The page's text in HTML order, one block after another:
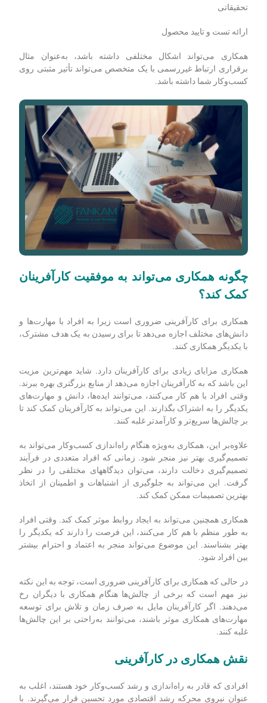
تحقیقاتی
ارائه تست و تایید محصول
همکاری می‌تواند اشکال مختلفی داشته باشد، به‌عنوان مثال
برقراری ارتباط غیررسمی با یک متخصص می‌تواند تأثیر مثبتی روی
کسب‌وکار شما داشته باشد.
چگونه همکاری می‌تواند به موفقیت کارآفرینان
کمک کند؟
همکاری برای کارآفرینی ضروری است زیرا به افراد با مهارت‌ها و
دانش‌های مختلف اجازه می‌دهد تا برای رسیدن به یک هدف مشترک،
با یکدیگر همکاری کنند.
همکاری مزایای زیادی برای کارآفرینان دارد. شاید مهم‌ترین مزیت
این باشد که به کارآفرینان اجازه می‌دهد از منابع بزرگتری بهره ببرند.
وقتی افراد با هم کار می‌کنند، می‌توانند ایده‌ها، دانش و مهارت‌های
یکدیگر را به اشتراک بگذارند. این می‌تواند به کارآفرینان کمک کند تا
بر چالش‌ها سریع‌تر و کارآمدتر غلبه کنند.
علاوه‌بر این، همکاری به‌ویژه هنگام راه‌اندازی کسب‌وکار می‌تواند به
تصمیم‌گیری بهتر نیز منجر شود. زمانی که افراد متعددی در فرآیند
تصمیم‌گیری دخالت دارند، می‌توان دیدگاه‎های مختلفی را در نظر
گرفت. این می‌تواند به جلوگیری از اشتباهات و اطمینان از اتخاذ
بهترین تصمیمات ممکن کمک کند.
همکاری همچنین می‌تواند به ایجاد روابط موثر کمک کند. وقتی افراد
به طور منظم با هم کار می‌کنند، این فرصت را دارند که یکدیگر را
بهتر بشناسند. این موضوع می‌تواند منجر به اعتماد و احترام بیشتر
بین افراد شود.
در حالی که همکاری برای کارآفرینی ضروری است، توجه به این نکته
نیز مهم است که برخی از چالش‌ها هنگام همکاری با دیگران رخ
می‌دهند. اگر کارآفرینان مایل به صرف زمان و تلاش برای توسعه
مهارت‌های همکاری موثر باشند، می‌توانند به‌راحتی بر این چالش‌ها
غلبه کنند.
نقش همکاری در کارآفرینی
افرادی که قادر به راه‌اندازی و رشد کسب‌وکار خود هستند، اغلب به
عنوان نیروی محرکه رشد اقتصادی مورد تحسین قرار می‌گیرند. با